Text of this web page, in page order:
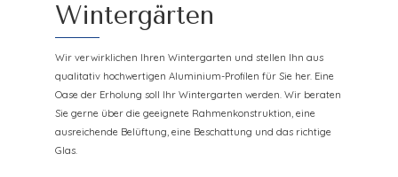
Wintergärten
Wir verwirklichen Ihren Wintergarten und stellen Ihn aus
qualitativ hochwertigen Aluminium-Profilen für Sie her. Eine
Oase der Erholung soll Ihr Wintergarten werden. Wir beraten
Sie gerne über die geeignete Rahmenkonstruktion, eine
ausreichende Belüftung, eine Beschattung und das richtige
Glas.